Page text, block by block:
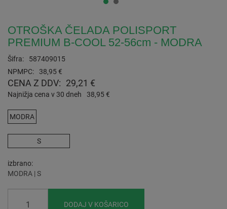
OTROŠKA ČELADA POLISPORT
PREMIUM B-COOL 52-56cm - MODRA
Šifra:
587409015
NPMPC:
38,95 €
CENA Z DDV: 29,21 €
Najnižja cena v 30 dneh 38,95 €
MODRA
S
izbrano
MODRA | S
DODAJ V KOŠARICO